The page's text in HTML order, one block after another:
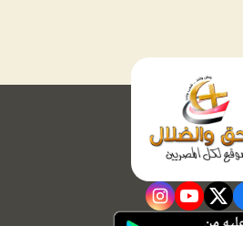
twitter
youtube
instagram